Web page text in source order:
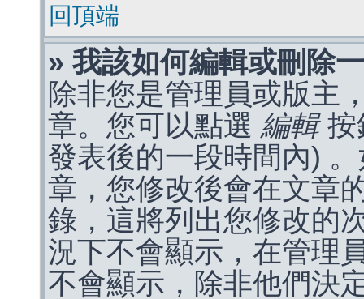
回頂端
» 我該如何編輯或刪除
除非您是管理員或版主
章。您可以點選 編輯按
發表後的一段時間內)
章，您修改後會在文章
錄，這將列出您修改的
況下不會顯示，在管理
不會顯示，除非他們決